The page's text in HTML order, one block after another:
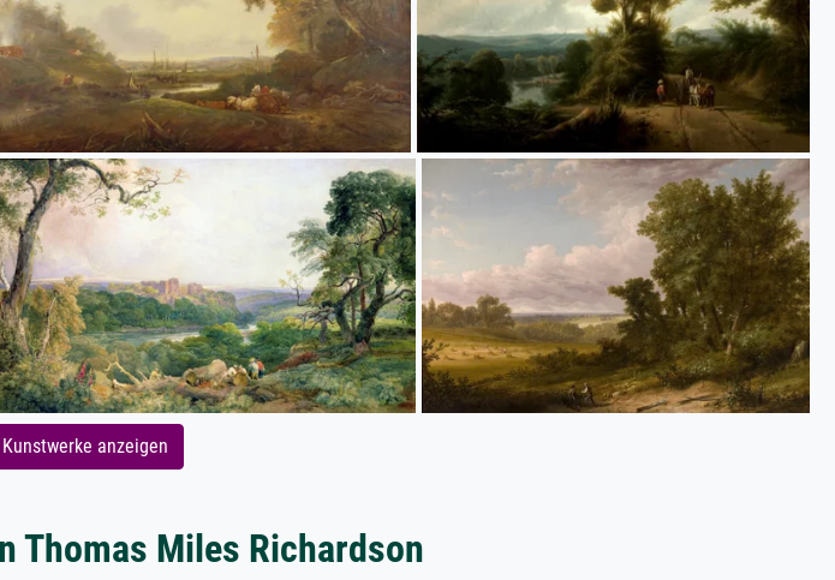
anzeigen
Thomas Miles Richardson